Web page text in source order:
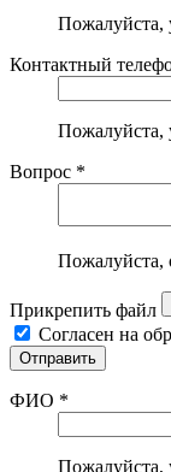
Пожалуйста,
Контактный
Пожалуйста,
Вопрос *
Пожалуйста,
Прикрепить файл
Согласен на
ФИО *
Пожалуйста,